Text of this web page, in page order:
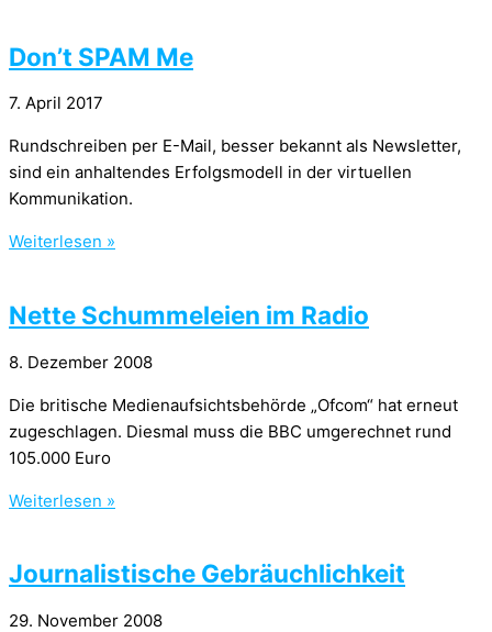
Don’t SPAM Me
7. April 2017
Rundschreiben per E-Mail, besser bekannt als Newsletter,
sind ein anhaltendes Erfolgsmodell in der virtuellen
Kommunikation.
Weiterlesen »
Nette Schummeleien im Radio
8. Dezember 2008
Die britische Medienaufsichtsbehörde „Ofcom“ hat erneut
zugeschlagen. Diesmal muss die BBC umgerechnet rund
105.000 Euro
Weiterlesen »
Journalistische Gebräuchlichkeit
29. November 2008